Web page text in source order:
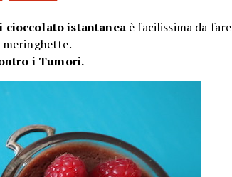
cioccolato istantaneaè facilissima da fare
meringhette.
i Tumori.